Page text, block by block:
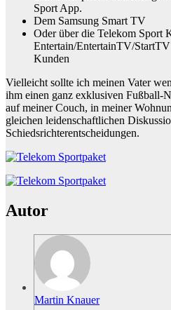
Sport App.
Dem Samsung Smart TV
Oder über die Telekom Sport
Entertain/EntertainTV/
Kunden
Vielleicht sollte ich meinen Vater
ihm einen ganz exklusiven Fußball-
auf meiner Couch, in meiner
gleichen leidenschaftlichen
Schiedsrichterentscheidungen.
Autor
Martin Knauer